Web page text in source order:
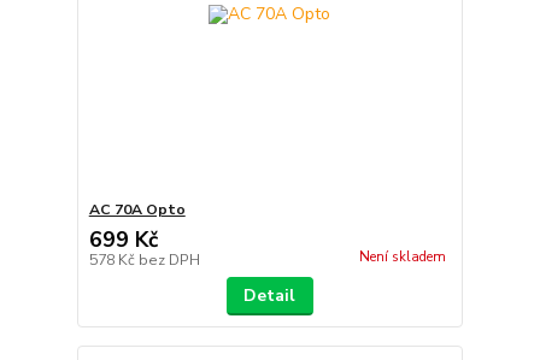
AC 70A Opto
699 Kč
578 Kč bez DPH Není skladem
Detail